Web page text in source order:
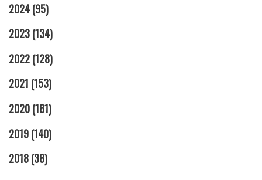
2024(95)
2023(134)
2022(128)
2021 (153)
2020(181)
2019(140)
2018(38)